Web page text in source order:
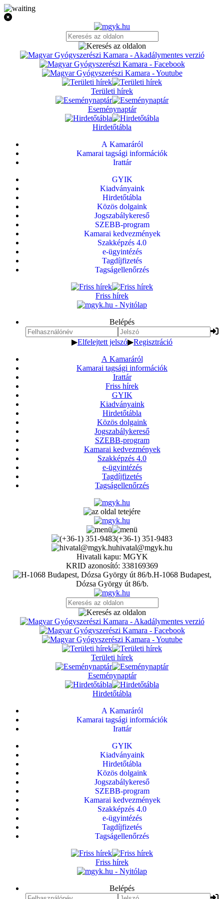
Területi hírek
Eseménynaptár
Hirdetőtábla
A Kamaráról
Kamarai tagsági információk
Irattár
GYIK
Kiadványaink
Hirdetőtábla
Közös dolgaink
Jogszabálykereső
SZEBB-program
Kamarai kedvezmények
Szakképzés 4.0
e-ügyintézés
Tagdíjfizetés
Tagságellenőrzés
Friss hírek
Belépés
▶Elfelejtett jelszó▶Regisztráció
A Kamaráról
Kamarai tagsági információk
Irattár
Friss hírek
GYIK
Kiadványaink
Hirdetőtábla
Közös dolgaink
Jogszabálykereső
SZEBB-program
Kamarai kedvezmények
Szakképzés 4.0
e-ügyintézés
Tagdíjfizetés
Tagságellenőrzés
(+36-1) 351-9483
hivatal@mgyk.hu
Hivatali kapu: MGYK
KRID azonosító: 338169369
H-1068 Budapest,
Dózsa György út 86/b.
Területi hírek
Eseménynaptár
Hirdetőtábla
A Kamaráról
Kamarai tagsági információk
Irattár
GYIK
Kiadványaink
Hirdetőtábla
Közös dolgaink
Jogszabálykereső
SZEBB-program
Kamarai kedvezmények
Szakképzés 4.0
e-ügyintézés
Tagdíjfizetés
Tagságellenőrzés
Friss hírek
Belépés